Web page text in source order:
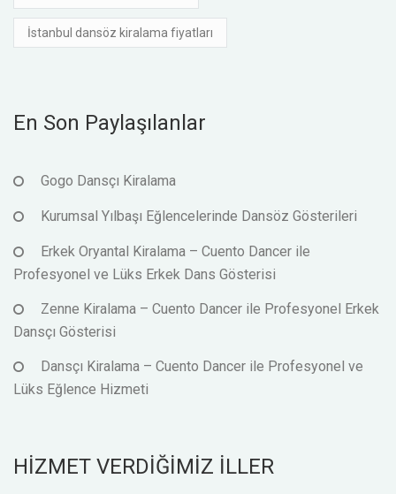
İstanbul dansöz kiralama fiyatları
En Son Paylaşılanlar
Gogo Dansçı Kiralama
Kurumsal Yılbaşı Eğlencelerinde Dansöz Gösterileri
Erkek Oryantal Kiralama – Cuento Dancer ile
Profesyonel ve Lüks Erkek Dans Gösterisi
Zenne Kiralama – Cuento Dancer ile Profesyonel Erkek
Dansçı Gösterisi
Dansçı Kiralama – Cuento Dancer ile Profesyonel ve
Lüks Eğlence Hizmeti
HİZMET VERDİĞİMİZ İLLER